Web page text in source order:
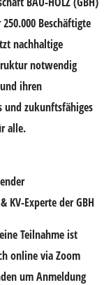
Beschäftigte
nachhaltige
notwendig
ihren
und zukunftsfähiges
alle.
KV-Experte der GBH
Teilnahme ist
online via Zoom
umAnmeldung